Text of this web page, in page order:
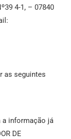
4-1, – 07840
as seguintes
a informação já
DE